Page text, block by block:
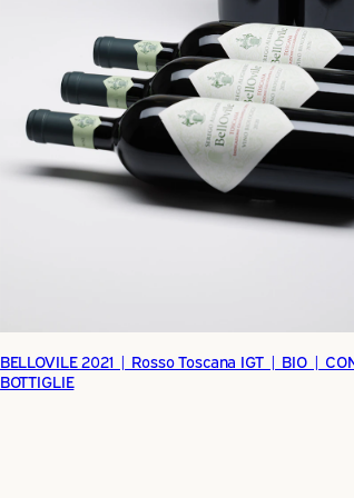
BELLOVILE 2021 | Rosso Toscana IGT | BIO |
BOTTIGLIE